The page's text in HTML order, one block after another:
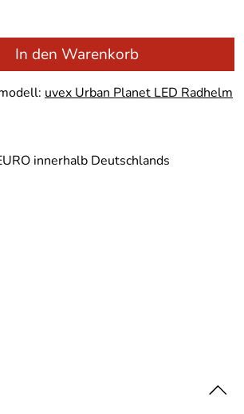
In den Warenkorb
uvex Urban Planet LED Radhelm
innerhalb Deutschlands